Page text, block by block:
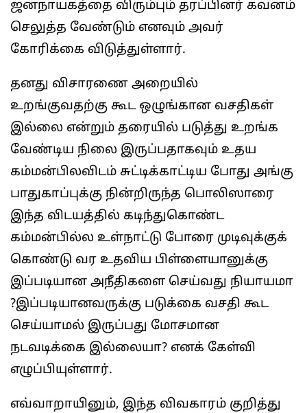
ஜனநாயகத்தை விரும்பும் தரப்பினர் கவனம்
செலுத்த வேண்டும் எனவும் அவர்
கோரிக்கை விடுத்துள்ளார்.
தனது விசாரணை அறையில்
உறங்குவதற்கு கூட ஒழுங்கான வசதிகள்
இல்லை என்றும் தரையில் படுத்து உறங்க
வேண்டிய நிலை இருப்பதாகவும் உதய
கம்மன்பிலவிடம் சுட்டிக்காட்டிய போது அங்கு
பாதுகாப்புக்கு நின்றிருந்த பொலிஸாரை
இந்த விடயத்தில் கடிந்துகொண்ட
கம்மன்பில்ல உள்நாட்டு போரை முடிவுக்குக்
கொண்டு வர உதவிய பிள்ளையானுக்கு
இப்படியான அநீதிகளை செய்வது நியாயமா
?இப்படியானவருக்கு படுக்கை வசதி கூட
செய்யாமல் இருப்பது மோசமான
நடவடிக்கை இல்லையா? எனக் கேள்வி
எழுப்பியுள்ளார்.
எவ்வாறாயினும், இந்த விவகாரம் குறித்து